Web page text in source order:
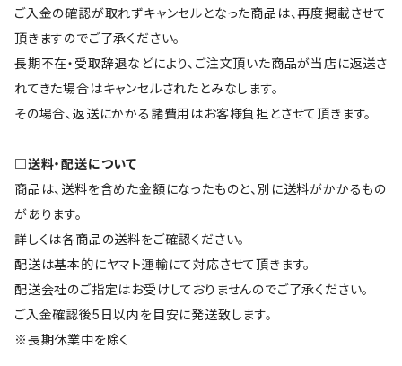
ご入金の確認が取れずキャンセルとなった商品は、再度掲載させて
頂きますのでご了承ください。
長期不在・受取辞退などにより、ご注文頂いた商品が当店に返送さ
れてきた場合はキャンセルされたとみなします。
その場合、返送にかかる諸費用はお客様負担とさせて頂きます。
□送料・配送について
商品は、送料を含めた金額になったものと、別に送料がかかるもの
があります。
詳しくは各商品の送料をご確認ください。
配送は基本的にヤマト運輸にて対応させて頂きます。
配送会社のご指定はお受けしておりませんのでご了承ください。
ご入金確認後5日以内を目安に発送致します。
※長期休業中を除く